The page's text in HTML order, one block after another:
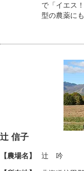
で「イエス
型の農薬に
辻 信子
【農場名】 辻 吟